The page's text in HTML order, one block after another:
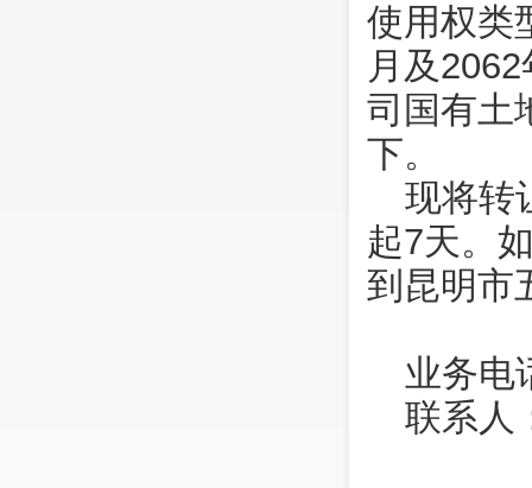
使用权类
月及
司国有土
下。
现将转
起7天。
到昆明市
业务电
联系